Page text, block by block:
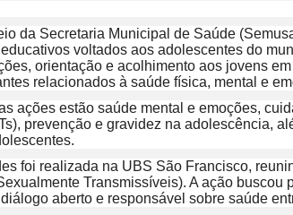
da Secretaria Municipal de Saúde
voltados aos adolescentes do
orientação e acolhimento aos jovens
relacionados à saúde física, mental e
ações estão saúde mental e emoções,
prevenção e gravidez na adolescência,
foi realizada na UBS São Francisco,
Transmissíveis). A ação buscou
aberto e responsável sobre saúde